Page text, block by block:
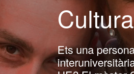
Ets una